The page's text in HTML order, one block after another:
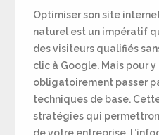
Optimiser son site
naturel est un impératif
des visiteurs qualifiés
clic à Google. Mais pour
obligatoirement passer
techniques de base.
stratégies qui